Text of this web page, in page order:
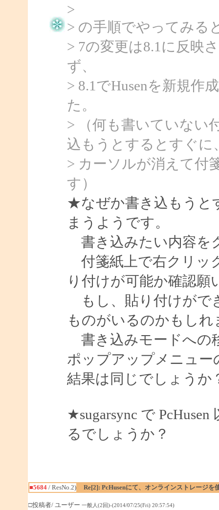
>
> の手順でやってみる
> 7の変更は8.1に反映
ず、
> 8.1でHusenを新規作
た。
> （何も書いていない
込もうとするとすぐに
> カーソルが消えて付
す）
★なぜか書き込もうと
まうようです。
書き込みたい内容を
付箋紙上で右クリッ
り付けが可能か確認願
もし、貼り付けがで
ものがいるのかもしれ
書き込みモードへの
ポップアップメニュ
結果は同じでしょうか
★sugarsync で
るでしょうか？
■5684/ ResNo.2) Re[2]: PcHusenにて、オンラインストレージを
□投稿者/ ユーザー 一般人(2回)-(2014/07/25(Fri) 20:57:54)